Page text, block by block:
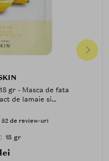
gr - Masca de fata
de lamaie si...
52 de review-uri
18 gr